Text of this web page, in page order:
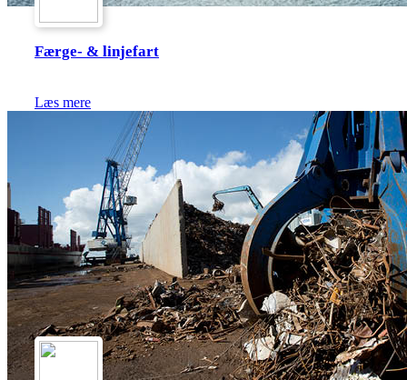
Færge- & linjefart
Læs mere